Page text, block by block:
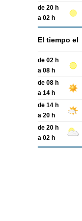
de 20 h
a 02 h
El tiempo el
de 02 h
a 08 h
de 08 h
a 14 h
de 14 h
a 20 h
de 20 h
a 02 h